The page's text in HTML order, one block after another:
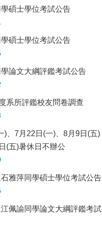
碩士學位考試公告
碩士學位考試公告
論文大綱評鑑考試公告
系所評鑑校友問卷調查
)、7月22日(一)、8月9日(五)
(五)暑休日不辦公
雅萍同學碩士學位考試公告
佩諭同學論文大綱評鑑考試